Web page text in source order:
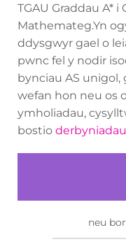
TGAU Graddau A*
Mathemateg.Yn
ddysgwyr gael o
pwnc fel y nodir
bynciau AS unigol,
wefan hon neu os
ymholiadau,
bostio
neu